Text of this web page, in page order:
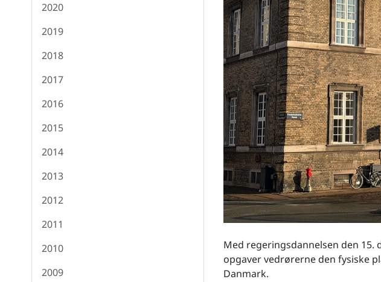
2020
2019
2018
2017
2016
2015
2014
2013
2012
2011
2010
2009
Med regeringsdannelsen den
opgaver vedrørerne den fysiske
Danmark.